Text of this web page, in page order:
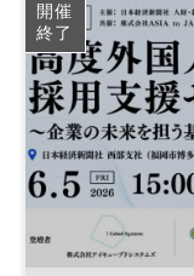
開催
終了